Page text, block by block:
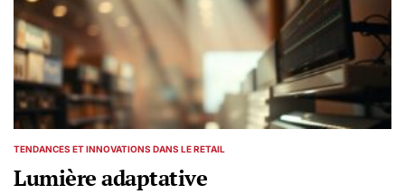
POSTED
TENDANCES ET INNOVATIONS DANS LE RETAIL
Lumière adaptative